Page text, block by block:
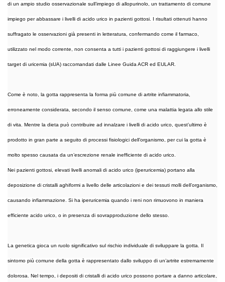
di un ampio studio osservazionale sull’impiego di allopurinolo, un trattamento di comune
impiego per abbassare i livelli di acido urico in pazienti gottosi. I risultati ottenuti hanno
suffragato le osservazioni già presenti in letteratura, confermando come il farmaco,
utilizzato nel modo corrente, non consenta a tutti i pazienti gottosi di raggiungere i livelli
target di uricemia (sUA) raccomandati dalle Linee Guida ACR ed EULAR.
Come è noto, la gotta rappresenta la forma più comune di artrite infiammatoria,
erroneamente considerata, secondo il senso comune, come una malattia legata allo stile
di vita. Mentre la dieta può contribuire ad innalzare i livelli di acido urico, quest’ultimo è
prodotto in gran parte a seguito di processi fisiologici dell’organismo, per cui la gotta è
molto spesso causata da un’escrezione renale inefficiente di acido urico.
Nei pazienti gottosi, elevati livelli anomali di acido urico (iperuricemia) portano alla
deposizione di cristalli aghiformi a livello delle articolazioni e dei tessuti molli dell’organismo,
causando infiammazione. Si ha iperuricemia quando i reni non rimuovono in maniera
efficiente acido urico, o in presenza di sovrapproduzione dello stesso.
La genetica gioca un ruolo significativo sul rischio individuale di sviluppare la gotta. Il
sintomo più comune della gotta è rappresentato dallo sviluppo di un’artrite estremamente
dolorosa. Nel tempo, i depositi di cristalli di acido urico possono portare a danno articolare,